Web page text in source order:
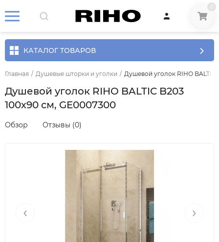
КАТАЛОГ ТОВАРОВ
Главная / Душевые шторки и уголки / Душевой уголок RIHO BALTIC
Душевой уголок RIHO BALTIC B203
100х90 см, GE0007300
Обзор Отзывы (0)
‹ ›